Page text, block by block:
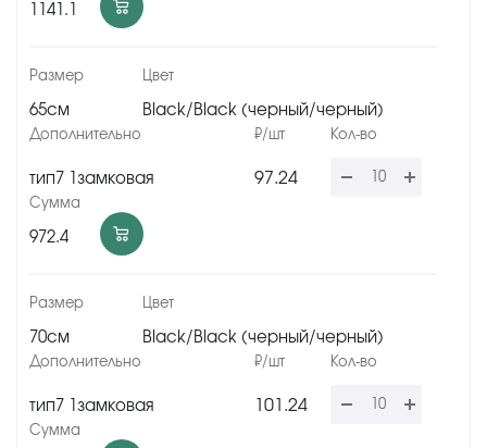
1141.1
65см Black/Black (черный/черный)
тип7 1замковая 97.24
972.4
70см Black/Black (черный/черный)
тип7 1замковая 101.24